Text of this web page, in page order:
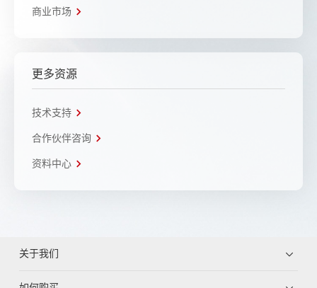
商业市场
更多资源
技术支持
合作伙伴咨询
资料中心
关于我们